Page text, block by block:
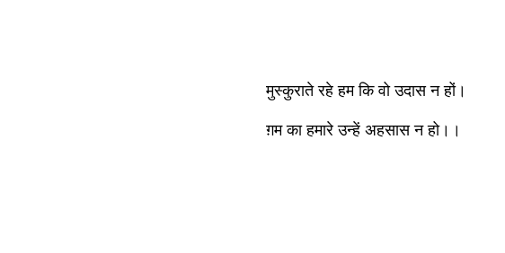
मुस्कुराते रहे हम कि वो उदास न हों।
ग़म का हमारे उन्हें अहसास न हो।।